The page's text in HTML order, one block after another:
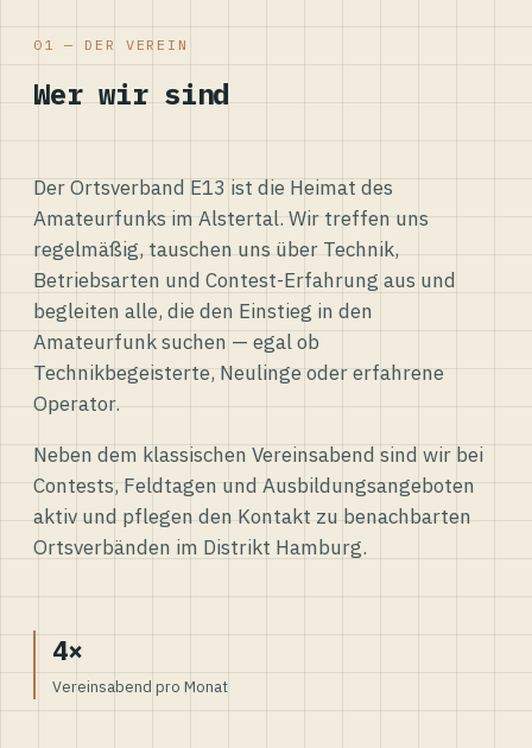
01 — DER VEREIN
Wer wir sind
Der Ortsverband E13 ist die Heimat des
Amateurfunks im Alstertal. Wir treffen uns
regelmäßig, tauschen uns über Technik,
Betriebsarten und Contest-Erfahrung aus und
begleiten alle, die den Einstieg in den
Amateurfunk suchen — egal ob
Technikbegeisterte, Neulinge oder erfahrene
Operator.
Neben dem klassischen Vereinsabend sind wir bei
Contests, Feldtagen und Ausbildungsangeboten
aktiv und pflegen den Kontakt zu benachbarten
Ortsverbänden im Distrikt Hamburg.
4×
Vereinsabend pro Monat